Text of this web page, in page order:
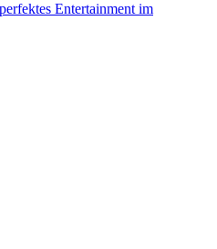
Entertainment im